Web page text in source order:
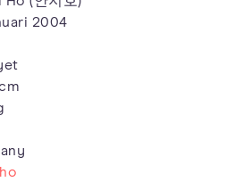
2004